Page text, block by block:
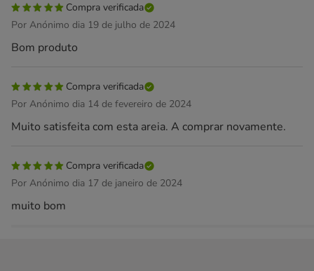
Compra verificada
Por Anónimo dia 19 de julho de 2024
Bom produto
Compra verificada
Por Anónimo dia 14 de fevereiro de 2024
Muito satisfeita com esta areia. A comprar novamente.
Compra verificada
Por Anónimo dia 17 de janeiro de 2024
muito bom